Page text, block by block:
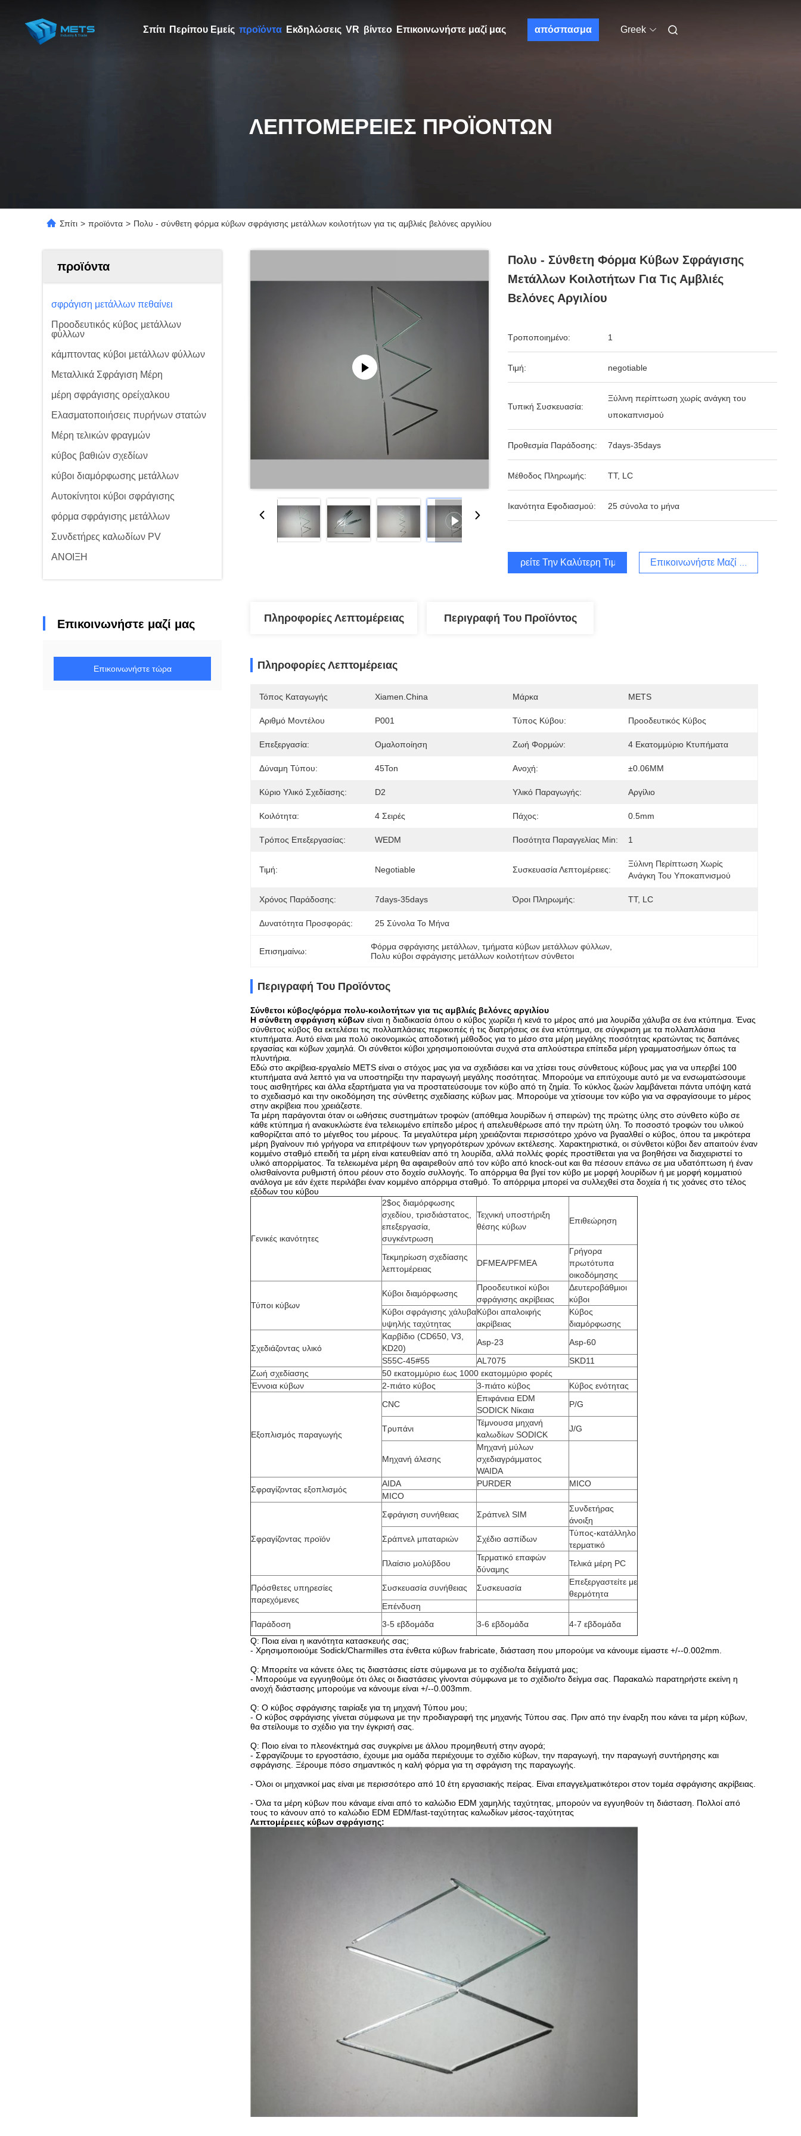
Σπίτι Περίπου Εμείς προϊόντα Εκδηλώσεις VR βίντεο Επικοινωνήστε μαζί μας απόσπασμα Greek
ΛΕΠΤΟΜΈΡΕΙΕΣ ΠΡΟΪΌΝΤΩΝ
Σπίτι > προϊόντα > Πολυ - σύνθετη φόρμα κύβων σφράγισης μετάλλων κοιλοτήτων για τις αμβλιές βελόνες αργιλίου
προϊόντα
σφράγιση μετάλλων πεθαίνει
Προοδευτικός κύβος μετάλλων
φύλλων
κάμπτοντας κύβοι μετάλλων φύλλων
Μεταλλικά Σφράγιση Μέρη
μέρη σφράγισης ορείχαλκου
Ελασματοποιήσεις πυρήνων στατών
Μέρη τελικών φραγμών
κύβος βαθιών σχεδίων
κύβοι διαμόρφωσης μετάλλων
Αυτοκίνητοι κύβοι σφράγισης
φόρμα σφράγισης μετάλλων
Συνδετήρες καλωδίων PV
ΑΝΟΙΞΗ
Επικοινωνήστε μαζί μας
Επικοινωνήστε τώρα
Πολυ - Σύνθετη Φόρμα Κύβων Σφράγισης
Μετάλλων Κοιλοτήτων Για Τις Αμβλιές
Βελόνες Αργιλίου
Τροποποιημένο: 1
Τιμή: negotiable
Τυπική Συσκευασία:
Ξύλινη περίπτωση χωρίς ανάγκη του
υποκαπνισμού
Προθεσμία Παράδοσης: 7days-35days
Μέθοδος Πληρωμής: TT, LC
Ικανότητα Εφοδιασμού: 25 σύνολα το μήνα
Βρείτε Την Καλύτερη Τιμή Επικοινωνήστε Μαζί Μας
Πληροφορίες Λεπτομέρειας Περιγραφή Του Προϊόντος
Πληροφορίες Λεπτομέρειας
Τόπος Καταγωγής Xiamen.China Μάρκα METS
Αριθμό Μοντέλου P001 Τύπος Κύβου: Προοδευτικός Κύβος
Επεξεργασία: Ομαλοποίηση Ζωή Φορμών: 4 Εκατομμύριο Κτυπήματα
Δύναμη Τύπου: 45Ton Ανοχή: ±0.06MM
Κύριο Υλικό Σχεδίασης: D2 Υλικό Παραγωγής: Αργίλιο
Κοιλότητα: 4 Σειρές Πάχος: 0.5mm
Τρόπος Επεξεργασίας: WEDM Ποσότητα Παραγγελίας Min: 1
Τιμή: Negotiable Συσκευασία Λεπτομέρειες:
Ξύλινη Περίπτωση Χωρίς
Ανάγκη Του Υποκαπνισμού
Χρόνος Παράδοσης: 7days-35days Όροι Πληρωμής: TT, LC
Δυνατότητα Προσφοράς: 25 Σύνολα Το Μήνα
Επισημαίνω: Φόρμα σφράγισης μετάλλων , τμήματα κύβων μετάλλων φύλλων
Πολυ κύβοι σφράγισης μετάλλων κοιλοτήτων σύνθετοι
Περιγραφή Του Προϊόντος
Σύνθετοι κύβος/φόρμα πολυ-κοιλοτήτων για τις αμβλιές βελόνες αργιλίου
Η σύνθετη σφράγιση κύβων είναι η διαδικασία όπου ο κύβος χωρίζει ή κενά το μέρος από μια λουρίδα χάλυβα σε ένα κτύπημα. Ένας
σύνθετος κύβος θα εκτελέσει τις πολλαπλάσιες περικοπές ή τις διατρήσεις σε ένα κτύπημα, σε σύγκριση με τα πολλαπλάσια
κτυπήματα. Αυτό είναι μια πολύ οικονομικώς αποδοτική μέθοδος για το μέσο στα μέρη μεγάλης ποσότητας κρατώντας τις δαπάνες
εργασίας και κύβων χαμηλά. Οι σύνθετοι κύβοι χρησιμοποιούνται συχνά στα απλούστερα επίπεδα μέρη γραμματοσήμων όπως τα
πλυντήρια.
Εδώ στο ακρίβεια-εργαλείο METS είναι ο στόχος μας για να σχεδιάσει και να χτίσει τους σύνθετους κύβους μας για να υπερβεί 100
κτυπήματα ανά λεπτό για να υποστηρίξει την παραγωγή μεγάλης ποσότητας. Μπορούμε να επιτύχουμε αυτό με να ενσωματώσουμε
τους αισθητήρες και άλλα εξαρτήματα για να προστατεύσουμε τον κύβο από τη ζημία. Το κύκλος ζωών λαμβάνεται πάντα υπόψη κατά
το σχεδιασμό και την οικοδόμηση της σύνθετης σχεδίασης κύβων μας. Μπορούμε να χτίσουμε τον κύβο για να σφραγίσουμε το μέρος
στην ακρίβεια που χρειάζεστε.
Τα μέρη παράγονται όταν οι ωθήσεις συστημάτων τροφών (απόθεμα λουρίδων ή σπειρών) της πρώτης ύλης στο σύνθετο κύβο σε
κάθε κτύπημα ή ανακυκλώστε ένα τελειωμένο επίπεδο μέρος ή απελευθέρωσε από την πρώτη ύλη. Το ποσοστό τροφών του υλικού
καθορίζεται από το μέγεθος του μέρους. Τα μεγαλύτερα μέρη χρειάζονται περισσότερο χρόνο να βγααλθεί ο κύβος, όπου τα μικρότερα
μέρη βγαίνουν πιό γρήγορα να επιτρέψουν των γρηγορότερων χρόνων εκτέλεσης. Χαρακτηριστικά, οι σύνθετοι κύβοι δεν απαιτούν έναν
κομμένο σταθμό επειδή τα μέρη είναι κατευθείαν από τη λουρίδα, αλλά πολλές φορές προστίθεται για να βοηθήσει να διαχειριστεί το
υλικό απορρίματος. Τα τελειωμένα μέρη θα αφαιρεθούν από τον κύβο από knock-out και θα πέσουν επάνω σε μια υδατόπτωση ή έναν
ολισθαίνοντα ρυθμιστή όπου ρέουν στο δοχείο συλλογής. Το απόρριμα θα βγεί τον κύβο με μορφή λουρίδων ή με μορφή κομματιού
ανάλογα με εάν έχετε περιλάβει έναν κομμένο απόρριμα σταθμό. Το απόρριμα μπορεί να συλλεχθεί στα δοχεία ή τις χοάνες στο τέλος
εξόδων του κύβου
Γενικές ικανότητες
2$ος διαμόρφωσης
σχεδίου, τρισδιάστατος,
επεξεργασία,
συγκέντρωση
Τεχνική υποστήριξη
θέσης κύβων
Επιθεώρηση
Τεκμηρίωση σχεδίασης
λεπτομέρειας
DFMEA/PFMEA
Γρήγορα
πρωτότυπα
οικοδόμησης
Τύποι κύβων
Κύβοι διαμόρφωσης
Προοδευτικοί κύβοι
σφράγισης ακρίβειας
Δευτεροβάθμιοι
κύβοι
Κύβοι σφράγισης χάλυβα
υψηλής ταχύτητας
Κύβοι απαλοιφής
ακρίβειας
Κύβος
διαμόρφωσης
Σχεδιάζοντας υλικό
Καρβίδιο (CD650, V3,
KD20)
Asp-23
Asp-60
S55C-45#55
AL7075
SKD11
Ζωή σχεδίασης
50 εκατομμύριο έως 1000 εκατομμύριο φορές
Έννοια κύβων
2-πιάτο κύβος 3-πιάτο κύβος Κύβος ενότητας
Εξοπλισμός παραγωγής
CNC
Επιφάνεια EDM
SODICK Νίκαια
P/G
Τρυπάνι
Τέμνουσα μηχανή
καλωδίων SODICK
J/G
Μηχανή άλεσης
Μηχανή μύλων
σχεδιαγράμματος
WAIDA
Σφραγίζοντας εξοπλισμός
AIDA PURDER
MICO
MICO
Σφραγίζοντας προϊόν
Σφράγιση συνήθειας Σράπνελ SIM
Συνδετήρας
άνοιξη
Σράπνελ μπαταριών
Σχέδιο ασπίδων
Τύπος-κατάλληλο
τερματικό
Πλαίσιο μολύβδου
Τερματικό επαφών
δύναμης
Τελικά μέρη PC
Πρόσθετες υπηρεσίες
παρεχόμενες
Συσκευασία συνήθειας Συσκευασία
Επεξεργαστείτε με
θερμότητα
Επένδυση
Παράδοση
3-5 εβδομάδα 3-6 εβδομάδα
4-7 εβδομάδα
Q: Ποια είναι η ικανότητα κατασκευής σας;
- Χρησιμοποιούμε Sodick/Charmilles στα ένθετα κύβων frabricate, διάσταση που μπορούμε να κάνουμε είμαστε +/--0.002mm.
Q: Μπορείτε να κάνετε όλες τις διαστάσεις είστε σύμφωνα με το σχέδιο/τα δείγματά μας;
- Μπορούμε να εγγυηθούμε ότι όλες οι διαστάσεις γίνονται σύμφωνα με το σχέδιο/το δείγμα σας. Παρακαλώ παρατηρήστε εκείνη η
ανοχή διάστασης μπορούμε να κάνουμε είναι +/--0.003mm.
Q: Ο κύβος σφράγισης ταιρίαξε για τη μηχανή Τύπου μου;
- Ο κύβος σφράγισης γίνεται σύμφωνα με την προδιαγραφή της μηχανής Τύπου σας. Πριν από την έναρξη που κάνει τα μέρη κύβων,
θα στείλουμε το σχέδιο για την έγκρισή σας.
Q: Ποιο είναι το πλεονέκτημά σας συγκρίνει με άλλου προμηθευτή στην αγορά;
- Σφραγίζουμε το εργοστάσιο, έχουμε μια ομάδα περιέχουμε το σχέδιο κύβων, την παραγωγή, την παραγωγή συντήρησης και
σφράγισης. Ξέρουμε πόσο σημαντικός η καλή φόρμα για τη σφράγιση της παραγωγής.
- Όλοι οι μηχανικοί μας είναι με περισσότερο από 10 έτη εργασιακής πείρας. Είναι επαγγελματικότεροι στον τομέα σφράγισης ακρίβειας.
- Όλα τα μέρη κύβων που κάναμε είναι από το καλώδιο EDM χαμηλής ταχύτητας, μπορούν να εγγυηθούν τη διάσταση. Πολλοί από
τους το κάνουν από το καλώδιο EDM EDM/fast-ταχύτητας καλωδίων μέσος-ταχύτητας
Λεπτομέρειες κύβων σφράγισης: